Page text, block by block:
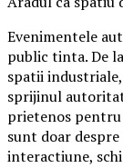
Evenimentele
public tinta. De
spatii
sprijinul
prietenos
sunt doar
interactiune,